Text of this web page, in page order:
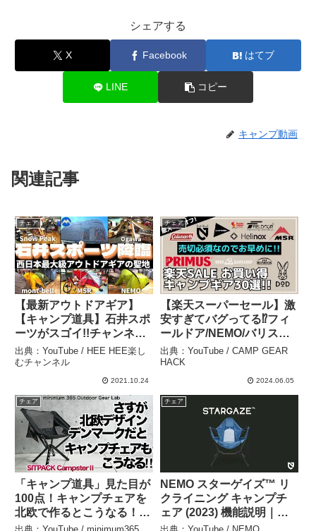
シェアする
X Facebook はてブ
LINE コピー
キャンプ動画
関連記事
チェア
【最新アウトドアギア】
【キャンプ道具】石井スポ
ーツがスゴイ!!チャンネル
登録宜しくお願い致します
– HEE HEE楽しむチャン
出典：YouTube / HEE HEE楽し
むチャンネル
2021.10.24
チェア
【楽天スーパーセール】激
安すぎてバグってる⁉︎フィ
ールドア/NEMO/バリステ
ィクスがガチで買い！最大
78%オフの楽天・Amazon
お買い得キャンプギア30選
クス,コールマン – CAMP
GEAR HACK
出典：YouTube / CAMP GEAR
HACK
2024.06.05
チェア
「キャンプ道具」見た目が
100点！キャンプチェアを
北欧で作るとこうなる！
SITPACKのコンパクトチ
チェア
NEMO スターゲイズ™️ リ
クライニング キャンプチ
ェア (2023) 機能説明｜
Stargaze™️ Recliner